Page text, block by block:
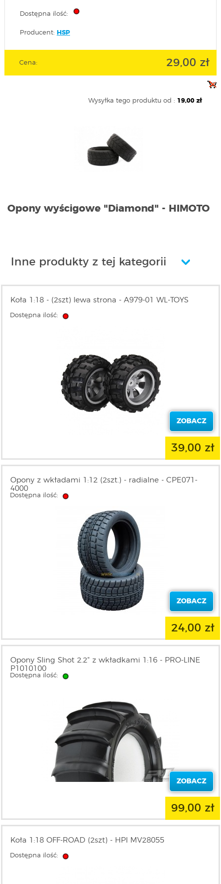
Dostępna ilość:
Producent: HSP
Cena: 29,00 zł
Wysyłka tego produktu od : 19,00 zł
Opony wyścigowe "Diamond" - HIMOTO
Inne produkty z tej kategorii
Koła 1:18 - (2szt) lewa strona - A979-01 WL-TOYS
Dostępna ilość:
ZOBACZ
39,00 zł
Opony z wkładami 1:12 (2szt.) - radialne - CPE071-
4000
Dostępna ilość:
ZOBACZ
24,00 zł
Opony Sling Shot 2.2" z wkładkami 1:16 - PRO-LINE
P1010100
Dostępna ilość:
ZOBACZ
99,00 zł
Koła 1:18 OFF-ROAD (2szt) - HPI MV28055
Dostępna ilość: